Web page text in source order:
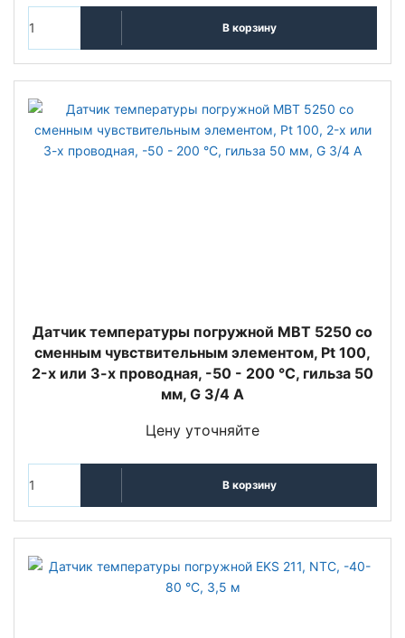
В корзину
Датчик температуры погружной MBT 5250 со
сменным чувствительным элементом, Pt 100,
2-х или 3-х проводная, -50 - 200 °C, гильза 50
мм, G 3/4 A
Цену уточняйте
В корзину